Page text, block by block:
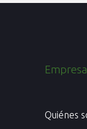
Empresa
Quiénes